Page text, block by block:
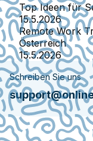
Top Ideen für
15.5.2026
Remote Work
Österreich
15.5.2026
Schreiben Sie uns